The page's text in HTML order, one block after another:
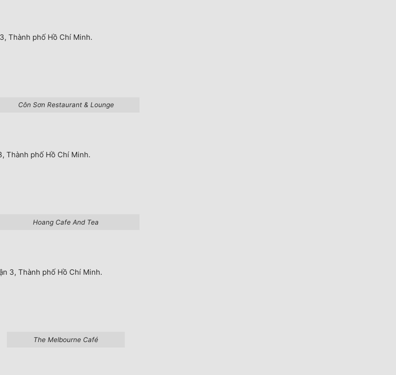
Thành phố Hồ Chí Minh.
Côn Sơn Restaurant & Lounge
Thành phố Hồ Chí Minh.
Hoang Cafe And Tea
3, Thành phố Hồ Chí Minh.
The Melbourne Café